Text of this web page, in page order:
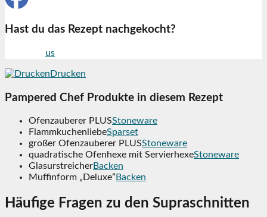
Hast du das Rezept nachgekocht?
us
Drucken
Pampered Chef Produkte in diesem Rezept
Ofenzauberer PLUSStoneware
FlammkuchenliebeSparset
großer Ofenzauberer PLUSStoneware
quadratische Ofenhexe mit ServierhexeStoneware
GlasurstreicherBacken
Muffinform „Deluxe” Backen
Häufige Fragen zu den Supraschnitten